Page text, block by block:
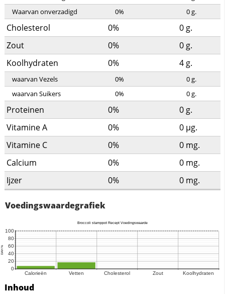
Waarvan onverzadigd
0% 0g.
Cholesterol 0% 0 g.
Zout
0% 0 g.
Koolhydraten
0% 4 g.
waarvan Vezels 0% 0g.
waarvan Suikers
0% 0g.
Proteinen 0% 0 g.
Vitamine A
0% 0 µg.
Vitamine C
0% 0 mg.
Calcium
0% 0 mg.
Ijzer
0% 0 mg.
Voedingswaardegrafiek
Inhoud